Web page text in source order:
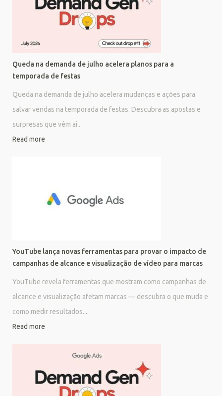
Queda na demanda de julho acelera planos para a
temporada de festas
Queda na demanda de julho acelera mudanças e ações para
salvar vendas na temporada de festas. Descubra as apostas e
surpresas que vêm aí...
Read more
YouTube lança novas ferramentas para provar o impacto de
campanhas de alcance e visualização de vídeo para marcas
YouTube revela ferramentas que mostram como campanhas de
alcance e visualização afetam marcas — descubra o que muda e
como medir resultados....
Read more